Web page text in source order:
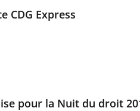
CDG Express
pour la Nuit du droit